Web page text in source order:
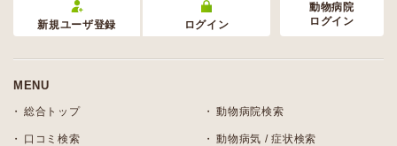
新規ユーザ登録 ログイン
動物病院
ログイン
MENU
総合トップ 動物病院検索
口コミ検索 動物病気 / 症状検索